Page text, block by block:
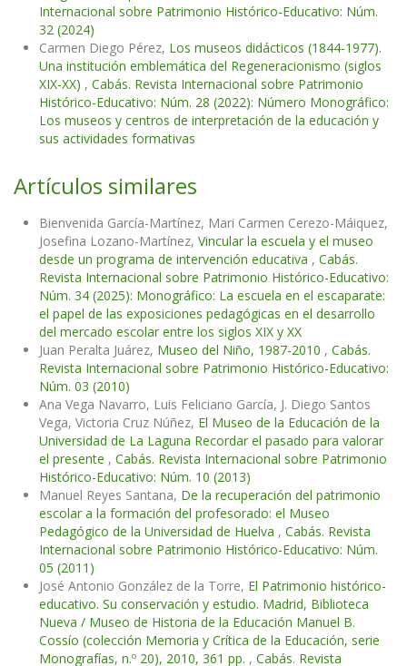
Internacional sobre Patrimonio Histórico-Educativo: Núm.
32 (2024)
Carmen Diego Pérez, Los museos didácticos (1844-1977).
Una institución emblemática del Regeneracionismo (siglos
XIX-XX) , Cabás. Revista Internacional sobre Patrimonio
Histórico-Educativo: Núm. 28 (2022): Número Monográfico:
Los museos y centros de interpretación de la educación y
sus actividades formativas
Artículos similares
Bienvenida García-Martínez, Mari Carmen Cerezo-Máiquez,
Josefina Lozano-Martínez, Vincular la escuela y el museo
desde un programa de intervención educativa , Cabás.
Revista Internacional sobre Patrimonio Histórico-Educativo:
Núm. 34 (2025): Monográfico: La escuela en el escaparate:
el papel de las exposiciones pedagógicas en el desarrollo
del mercado escolar entre los siglos XIX y XX
Juan Peralta Juárez, Museo del Niño, 1987-2010 , Cabás.
Revista Internacional sobre Patrimonio Histórico-Educativo:
Núm. 03 (2010)
Ana Vega Navarro, Luis Feliciano García, J. Diego Santos
Vega, Victoria Cruz Núñez, El Museo de la Educación de la
Universidad de La Laguna Recordar el pasado para valorar
el presente , Cabás. Revista Internacional sobre Patrimonio
Histórico-Educativo: Núm. 10 (2013)
Manuel Reyes Santana, De la recuperación del patrimonio
escolar a la formación del profesorado: el Museo
Pedagógico de la Universidad de Huelva , Cabás. Revista
Internacional sobre Patrimonio Histórico-Educativo: Núm.
05 (2011)
José Antonio González de la Torre, El Patrimonio histórico-
educativo. Su conservación y estudio. Madrid, Biblioteca
Nueva / Museo de Historia de la Educación Manuel B.
Cossío (colección Memoria y Crítica de la Educación, serie
Monografías, n.º 20), 2010, 361 pp. , Cabás. Revista